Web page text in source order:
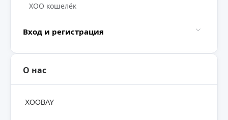
XOO кошелёк
Вход и регистрация
О нас
XOOBAY